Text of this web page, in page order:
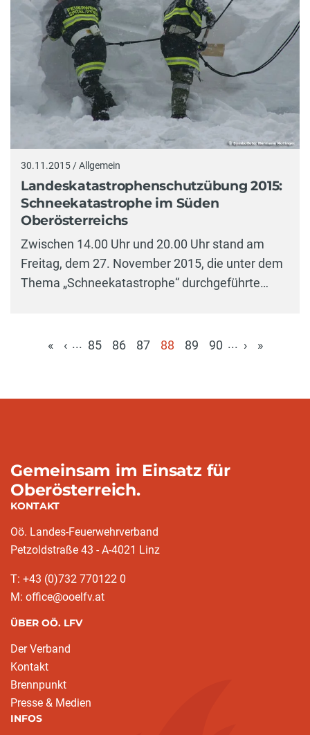
30.11.2015 / Allgemein
Landeskatastrophenschutzübung 2015:
Schneekatastrophe im Süden
Oberösterreichs
Zwischen 14.00 Uhr und 20.00 Uhr stand am
Freitag, dem 27. November 2015, die unter dem
Thema „Schneekatastrophe“ durchgeführte…
« ‹ ... 85 86 87
88
89 90 ... › »
Gemeinsam im Einsatz für
Oberösterreich.
KONTAKT
Oö. Landes-Feuerwehrverband
Petzoldstraße 43 - A-4021 Linz
T: +43 (0)732 770122 0
M: office@ooelfv.at
ÜBER OÖ. LFV
Der Verband
Kontakt
Brennpunkt
Presse & Medien
INFOS